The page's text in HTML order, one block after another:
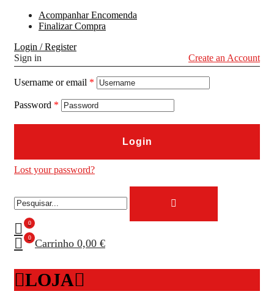
Acompanhar Encomenda
Finalizar Compra
Login / Register
Sign in
Create an Account
Username or email *
Password *
Login
Lost your password?
0
0 Carrinho 0,00 €
LOJA